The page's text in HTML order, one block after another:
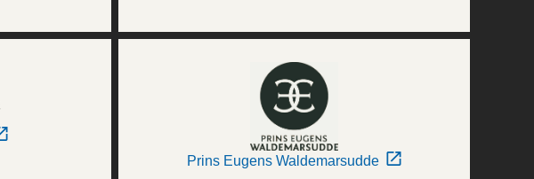
Prins Eugens Waldemarsudde